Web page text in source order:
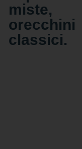
miste,
orecchini
classici.